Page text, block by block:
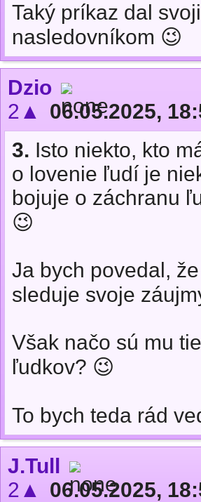
Taký príkaz dal
nasledovníkom 😉
Dzio
2▲
06.05.2025,
3. Isto niekto, kto
o lovenie ľudí je
bojuje o záchranu
😉
Ja bych povedal,
sleduje svoje
Však načo sú mu
ľudkov? 😉
To bych teda rád
J.Tull
2▲
06.05.2025,